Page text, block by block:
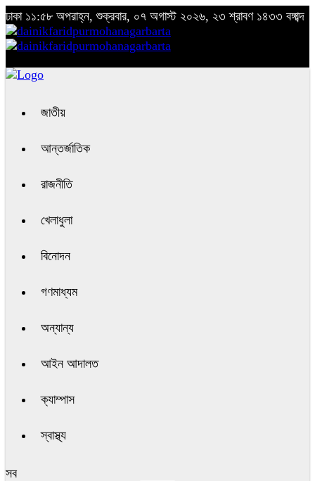
ঢাকা ১১:৫৮ অপরাহ্ন, শুক্রবার, ০৭ অগাস্ট ২০২৬, ২৩ শ্রাবণ ১৪৩৩ বঙ্গাব্দ
জাতীয়
আন্তর্জাতিক
রাজনীতি
খেলাধুলা
বিনোদন
গণমাধ্যম
অন্যান্য
আইন আদালত
ক্যাম্পাস
স্বাস্থ্য
সব